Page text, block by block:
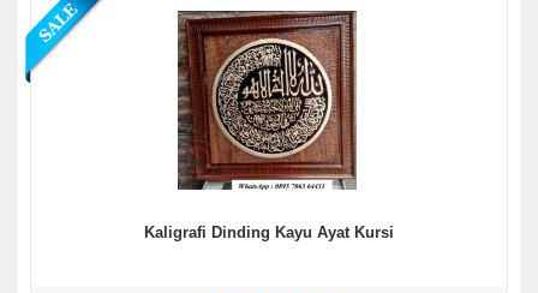
Kaligrafi Dinding Kayu Ayat Kursi